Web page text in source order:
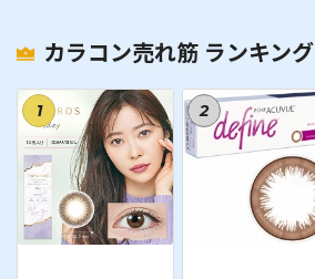
カラコン売れ筋 ランキング
1 2